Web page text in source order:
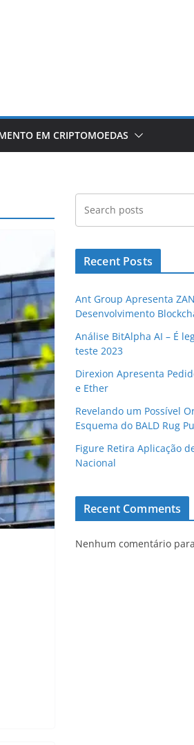
EM CRIPTOMOEDAS
Recent Posts
Ant Group Apresenta
Desenvolvimento
Análise BitAlpha AI – É
teste 2023
Direxion Apresenta
e Ether
Revelando um Possível
Esquema do BALD Rug
Figure Retira Aplicação
Nacional
Recent Comments
Nenhum comentário